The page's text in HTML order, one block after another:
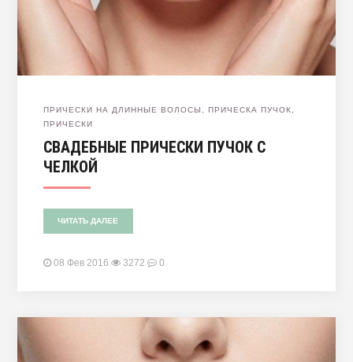
ПРИЧЕСКИ НА ДЛИННЫЕ ВОЛОСЫ ПРИЧЕСКА ПУЧОК
ПРИЧЕСКИ
СВАДЕБНЫЕ ПРИЧЕСКИ ПУЧОК С
ЧЕЛКОЙ
ЧИТАТЬ ДАЛЕЕ
08 Фев 2016 3272 0